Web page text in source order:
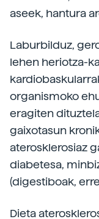
aseek, hantura
Laburbilduz,
lehen heriotza-
organismoko
eragiten
gaixotasun
aterosklerosiaz
diabetesa,
(digestiboak,
Dieta